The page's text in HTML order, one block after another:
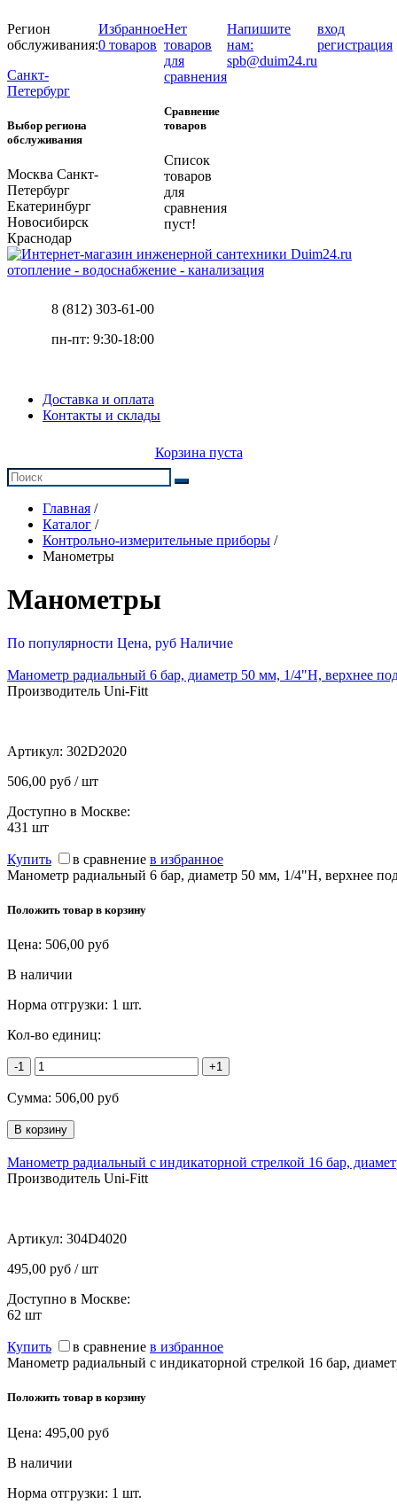
Регион
обслуживания:
Санкт-
Петербург
Выбор региона
обслуживания
Москва Санкт-
Петербург
Екатеринбург
Новосибирск
Краснодар
Избранное
0 товаров
Нет
товаров
для
сравнения
Сравнение
товаров
Список
товаров
для
сравнения
пуст!
Напишите
нам:
spb@duim24.ru
вход
регистрация
отопление - водоснабжение - канализация
8 (812) 303-61-00
пн-пт: 9:30-18:00
Доставка и оплата
Контакты и склады
Корзина пуста
Главная /
Каталог /
Контрольно-измерительные приборы /
Манометры
Манометры
По популярности Цена, руб Наличие
Манометр радиальный 6 бар, диаметр 50 мм, 1/4"Н, верхнее
Производитель Uni-Fitt
Артикул: 302D2020
506,00 руб / шт
Доступно в Москве:
431 шт
Купить в сравнение в избранное
Манометр радиальный 6 бар, диаметр 50 мм, 1/4"Н, верхнее
Положить товар в корзину
Цена: 506,00 руб
В наличии
Норма отгрузки: 1 шт.
Кол-во единиц:
-1 +1
Сумма: 506,00 руб
Манометр радиальный с индикаторной стрелкой 16 бар,
Производитель Uni-Fitt
Артикул: 304D4020
495,00 руб / шт
Доступно в Москве:
62 шт
Купить в сравнение в избранное
Манометр радиальный с индикаторной стрелкой 16 бар,
Положить товар в корзину
Цена: 495,00 руб
В наличии
Норма отгрузки: 1 шт.